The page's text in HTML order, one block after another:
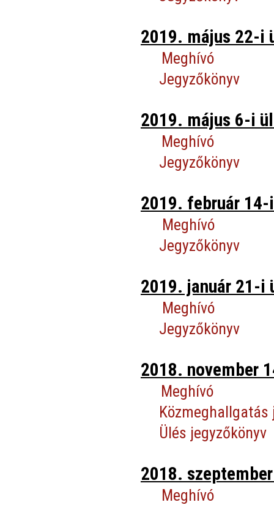
2019. május 22-i
Meghívó
Jegyzőkönyv
2019. május 6-i
Meghívó
Jegyzőkönyv
2019. február
Meghívó
Jegyzőkönyv
2019. január 21-i
Meghívó
Jegyzőkönyv
2018. november
Meghívó
Közmeghallgatás
Ülés jegyzőkönyv
2018.
Meghívó